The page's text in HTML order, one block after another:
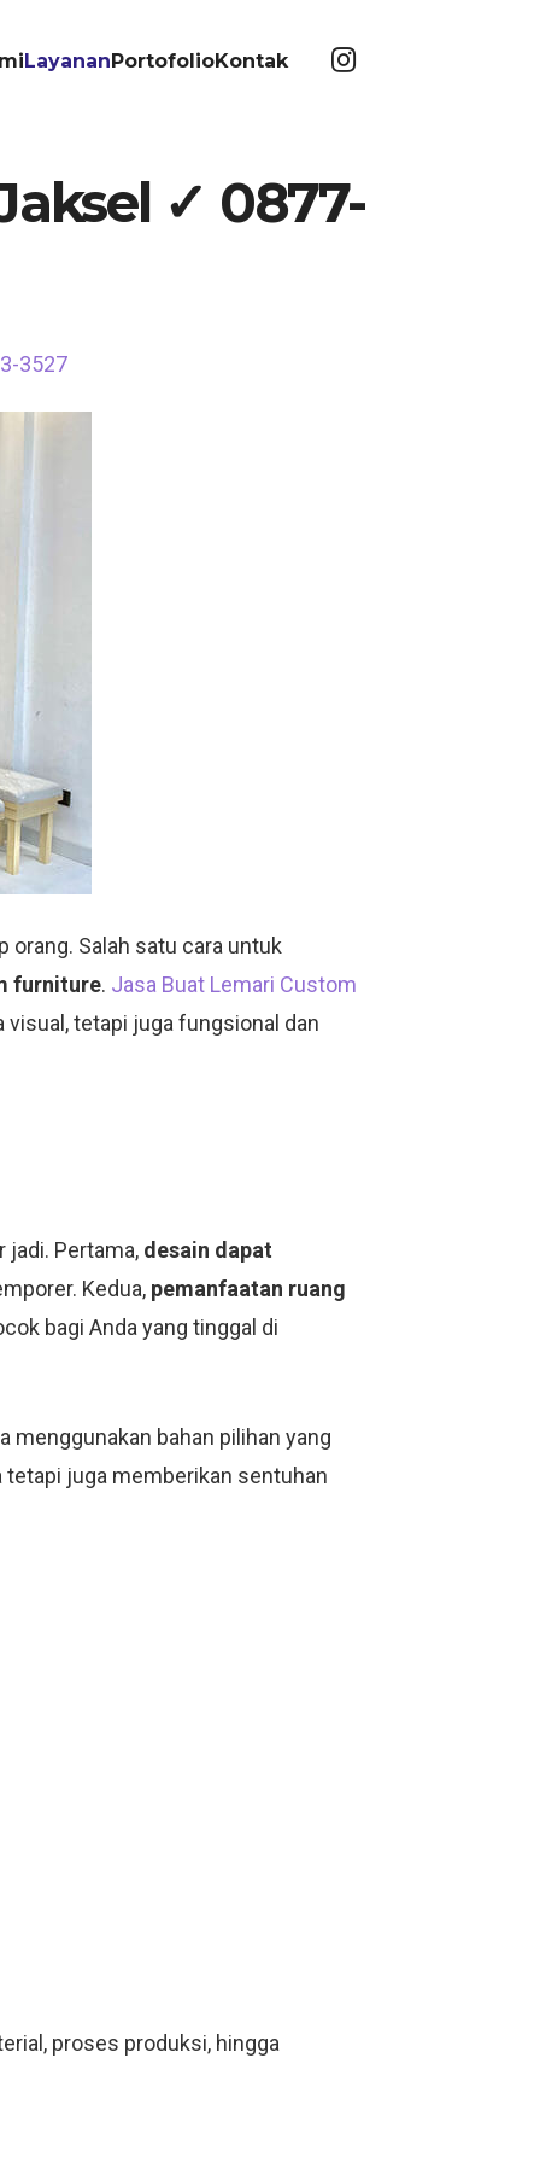
LayananPortofolioKontak
✓ 0877-
3527
Salah satu cara untuk
furniture. Jasa Buat Lemari Custom
tetapi juga fungsional dan
Pertama, desain dapat
Kedua, pemanfaatan ruang
bagi Anda yang tinggal di
menggunakan bahan pilihan yang
tetapi juga memberikan sentuhan
proses produksi, hingga